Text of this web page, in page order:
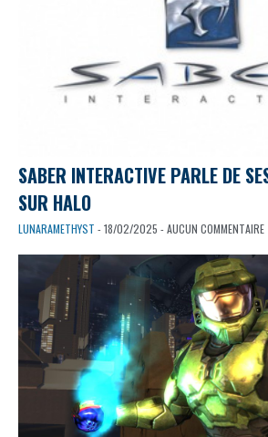
SABER INTERACTIVE PARLE DE
SUR HALO
LUNARAMETHYST - 18/02/2025 - AUCUN COMMENTAIRE